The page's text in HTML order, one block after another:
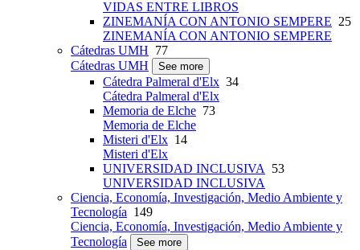
VIDAS ENTRE LIBROS
ZINEMANÍA CON ANTONIO SEMPERE 25
ZINEMANÍA CON ANTONIO SEMPERE
Cátedras UMH 77
Cátedras UMH
See more
Cátedra Palmeral d'Elx 34
Cátedra Palmeral d'Elx
Memoria de Elche 73
Memoria de Elche
Misteri d'Elx 14
Misteri d'Elx
UNIVERSIDAD INCLUSIVA
53
UNIVERSIDAD INCLUSIVA
Ciencia, Economía, Investigación, Medio Ambiente y
Tecnología 149
Ciencia, Economía, Investigación, Medio Ambiente y
Tecnología
See more